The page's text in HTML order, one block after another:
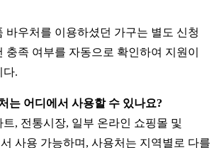
바우처를 이용하셨던 가구는 별도 신청
충족 여부를 자동으로 확인하여 지원이
다.
는 어디에서 사용할 수 있나요?
, 전통시장, 일부 온라인 쇼핑몰 및
사용 가능하며, 사용처는 지역별로 다를